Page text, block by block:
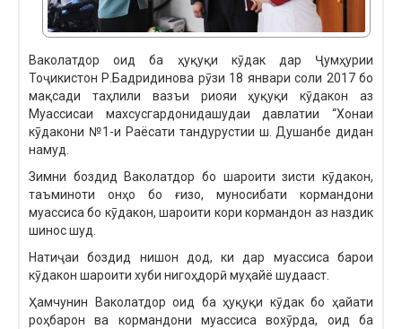
Ваколатдор оид ба ҳуқуқи кӯдак дар Ҷумҳурии
Тоҷикистон Р.Бадридинова рӯзи 18 январи соли 2017 бо
мақсади таҳлили вазъи риояи ҳуқуқи кӯдакон аз
Муассисаи махсусгардонидашудаи давлатии “Хонаи
кӯдакони №1-и Раёсати тандурустии ш. Душанбе дидан
намуд.
Зимни боздид Ваколатдор бо шароити зисти кӯдакон,
таъминоти онҳо бо ғизо, муносибати кормандони
муассиса бо кӯдакон, шароити кори кормандон аз наздик
шинос шуд.
Натиҷаи боздид нишон дод, ки дар муассиса барои
кӯдакон шароити хуби нигоҳдорӣ муҳайё шудааст.
Ҳамчунин Ваколатдор оид ба ҳуқуқи кӯдак бо ҳайати
роҳбарон ва кормандони муассиса вохӯрда, оид ба